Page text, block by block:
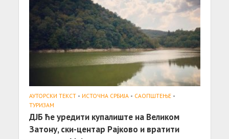
АУТОРСКИ ТЕКСТ • ИСТОЧНА СРБИЈА • САОПШТЕЊE •
ТУРИЗАМ
ДЈБ ће уредити купалиште на Великом
Затону, ски-центар Рајково и вратити